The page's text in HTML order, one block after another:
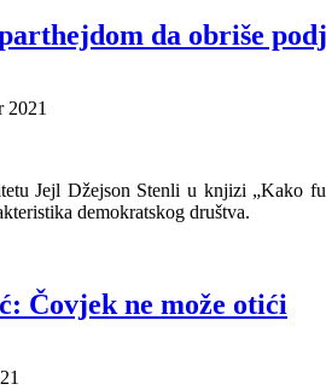
da obriše
2021
Jejl Džejson Stenli u knjizi „Kako
demokratskog društva.
Čovjek ne može otići